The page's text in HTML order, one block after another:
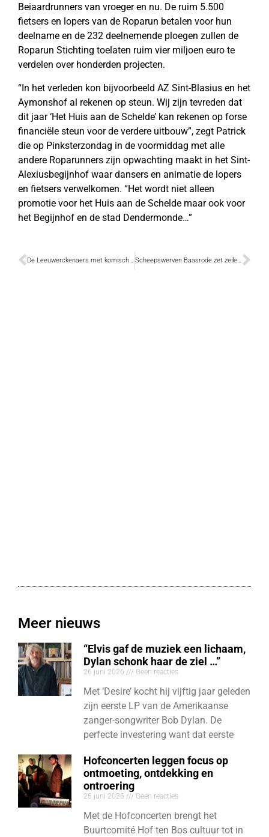
Beiaardrunners van vroeger en nu. De ruim 5.500
fietsers en lopers van de Roparun betalen voor hun
deelname en de 232 deelnemende ploegen zullen de
Roparun Stichting toelaten ruim vier miljoen euro te
verdelen over honderden projecten.
“In het verleden kon bijvoorbeeld AZ Sint-Blasius en het
Aymonshof al rekenen op steun. Wij zijn tevreden dat
dit jaar ‘Het Huis aan de Schelde’ kan rekenen op forse
financiële steun voor de verdere uitbouw”, zegt Patrick
die op Pinksterzondag in de voormiddag met alle
andere Roparunners zijn opwachting maakt in het Sint-
Alexiusbegijnhof waar dansers en animatie de lopers
en fietsers verwelkomen. “Het wordt niet alleen
promotie voor het Huis aan de Schelde maar ook voor
het Begijnhof en de stad Dendermonde…”
De Leeuwerckenaers met komische thriller Scheepswerven Baasrode zet zeilen bij voor een nieuw seizoen
Meer nieuws
“Elvis gaf de muziek een lichaam,
Dylan schonk haar de ziel …”
26 juni 2026 Geen reacties
Met ‘Desire’ kocht hij vijftig jaar geleden
zijn eerste LP van de Amerikaanse
zanger-songwriter Bob Dylan. De
perfecte investering want dat eerste
Hofconcerten leggen focus op
ontmoeting, ontdekking en
ontroering
26 juni 2026 Geen reacties
Met de Hofconcerten brengt het
Buurtcomité Hof ten Bos cultuur tot in